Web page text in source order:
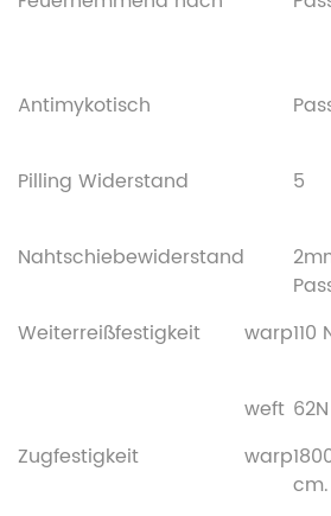
Antimykotisch
Pilling Widerstand
5
Nahtschiebewiderstand
Weiterreißfestigkeit warp110
weft 62N
Zugfestigkeit
warp
cm.